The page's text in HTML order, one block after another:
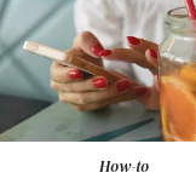
How-to